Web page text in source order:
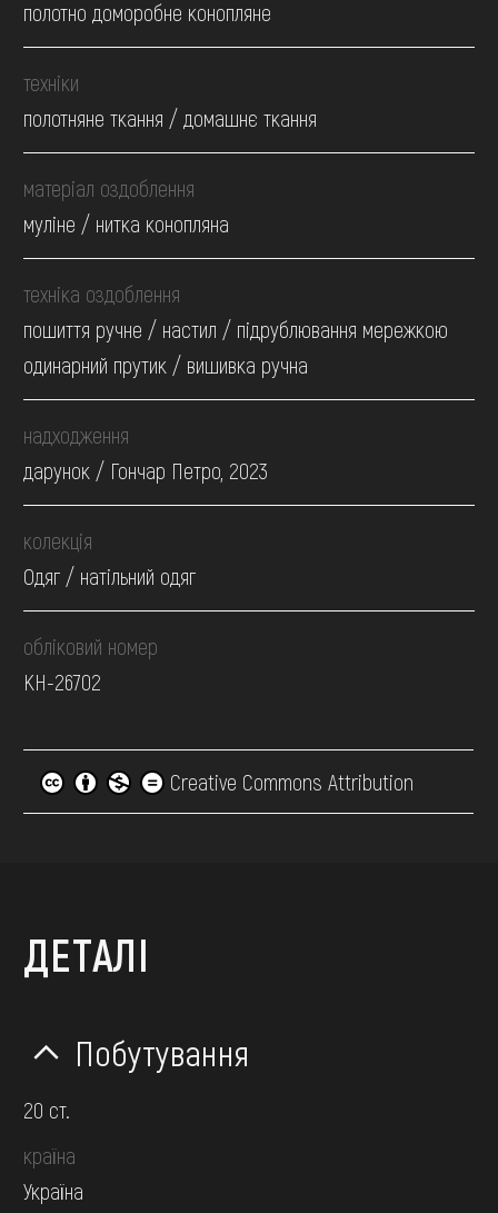
полотно доморобне конопляне
техніки
полотняне ткання / домашнє ткання
матеріал оздоблення
муліне / нитка конопляна
техніка оздоблення
пошиття ручне / настил / підрублювання мережкою
одинарний прутик / вишивка ручна
надходження
дарунок / Гончар Петро, 2023
колекція
Одяг / натільний одяг
обліковий номер
КН-26702
Creative Commons Attribution
ДЕТАЛІ
Побутування
20 ст.
країна
Україна